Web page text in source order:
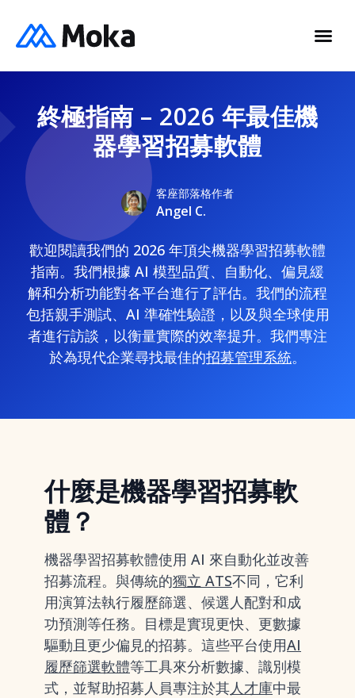
終極指南 – 2026 年最佳機
器學習招募軟體
客座部落格作者
Angel C.
歡迎閱讀我們的 2026 年頂尖機器學習招募軟體
指南。我們根據 AI 模型品質、自動化、偏見緩
解和分析功能對各平台進行了評估。我們的流程
包括親手測試、AI 準確性驗證，以及與全球使用
者進行訪談，以衡量實際的效率提升。我們專注
於為現代企業尋找最佳的招募管理系統。
什麼是機器學習招募軟
體？
機器學習招募軟體使用 AI 來自動化並改善
招募流程。與傳統的獨立 ATS不同，它利
用演算法執行履歷篩選、候選人配對和成
功預測等任務。目標是實現更快、更數據
驅動且更少偏見的招募。這些平台使用AI
履歷篩選軟體等工具來分析數據、識別模
式，並幫助招募人員專注於其人才庫中最